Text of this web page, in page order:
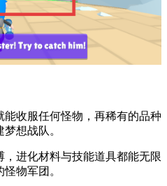
收服任何怪物，再稀有的品种
想战队。
进化材料与技能道具都能无限
物军团。